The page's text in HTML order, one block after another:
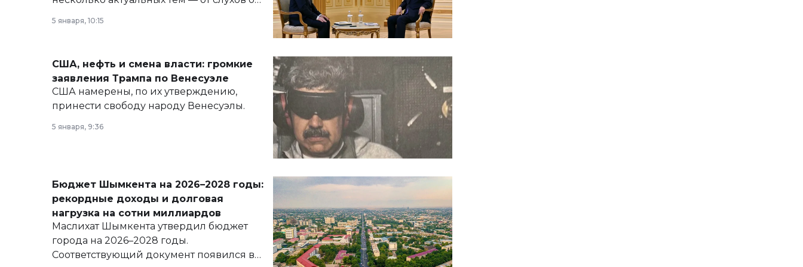
армии, экономики и личного здоровья.
5 января, 10:15
США, нефть и смена власти: громкие
заявления Трампа по Венесуэле
США намерены, по их утверждению,
принести свободу народу Венесуэлы.
5 января, 9:36
Бюджет Шымкента на 2026–2028 годы:
рекордные доходы и долговая
нагрузка на сотни миллиардов
Маслихат Шымкента утвердил бюджет
города на 2026–2028 годы.
Соответствующий документ появился в